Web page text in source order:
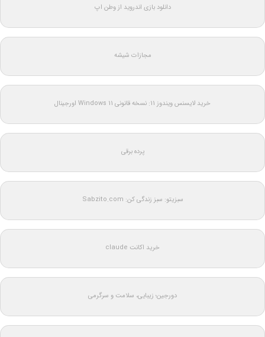
دانلود بازی اندروید از وطن اپ
مجازات شیشه
خرید لایسنس ویندوز 11: نسخه قانونی Windows 11 اورجینال
پرده برقی
سبزیتو: سبز زندگی کن: Sabzito.com
خرید اکانت claude
دورجین؛ زیبایی، سلامت و سرگرمی